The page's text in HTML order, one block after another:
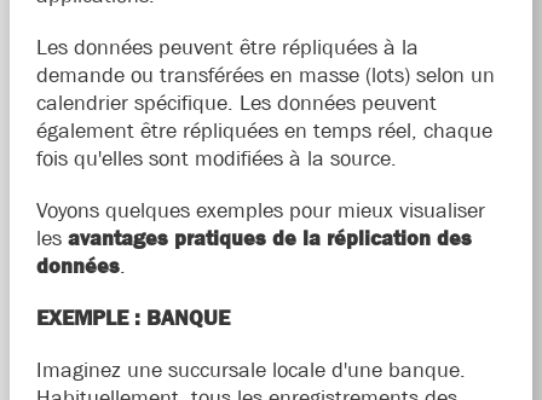
Les données peuvent être répliquées à la
demande ou transférées en masse (lots) selon un
calendrier spécifique. Les données peuvent
également être répliquées en temps réel, chaque
fois qu'elles sont modifiées à la source.
Voyons quelques exemples pour mieux visualiser
les avantages pratiques de la réplication des
données.
EXEMPLE : BANQUE
Imaginez une succursale locale d'une banque.